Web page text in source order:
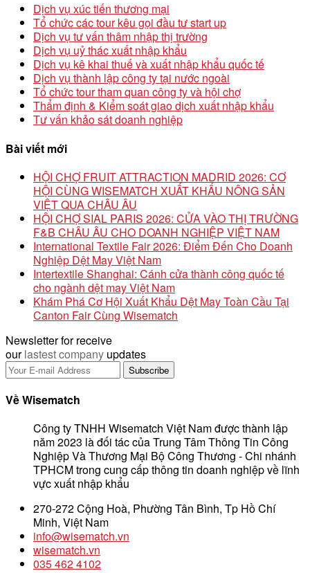
Dịch vụ xúc tiến thương mại
Tổ chức các tour kêu gọi đầu tư start up
Dịch vụ tư vấn thâm nhập thị trường
Dịch vụ uỷ thác xuất nhập khẩu
Dịch vụ kê khai thuế và xuất nhập khẩu quốc tế
Dịch vụ thành lập công ty tại nước ngoài
Tổ chức tour tham quan công ty và hội chợ
Thẩm định & Kiểm soát giao dịch xuất nhập khẩu
Tư vấn khảo sát doanh nghiệp
Bài viết mới
HỘI CHỢ FRUIT ATTRACTION MADRID 2026: CƠ
HỘI CÙNG WISEMATCH XUẤT KHẨU NÔNG SẢN
VIỆT QUA CHÂU ÂU
HỘI CHỢ SIAL PARIS 2026: CỬA VÀO THỊ TRƯỜNG
F&B CHÂU ÂU CHO DOANH NGHIỆP VIỆT NAM
International Textile Fair 2026: Điểm Đến Cho Doanh
Nghiệp Dệt May Việt Nam
Intertextile Shanghai: Cánh cửa thành công quốc tế
cho ngành dệt may Việt Nam
Khám Phá Cơ Hội Xuất Khẩu Dệt May Toàn Cầu Tại
Canton Fair Cùng Wisematch
Newsletter for receive
ourlastest company updates
Về Wisematch
Công ty TNHH Wisematch Việt Nam được thành lập
năm 2023 là đối tác của Trung Tâm Thông Tin Công
Nghiệp Và Thương Mại Bộ Công Thương - Chi nhánh
TPHCM trong cung cấp thông tin doanh nghiệp về lĩnh
vực xuất nhập khẩu
270-272 Cộng Hoà, Phường Tân Bình, Tp Hồ Chí
Minh, Việt Nam
info@wisematch.vn
wisematch.vn
035 462 4102